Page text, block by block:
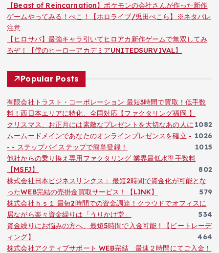
【Beast of Reincarnation】ポケモンの会社さんが作った新作
ゲームやってみる！ぺこ！【ホロライブ/兎田ぺこら】※ネタバレ
注意
【ヒロサバ】最強キャラ引いてヒロアカ新作ゲームで無双してみ
るぞ！【僕のヒーローアカデミアUNITEDSURVIVAL】
Popular Posts
有限会社トラスト・コーポレーション 最短3時間で買取！低手数
料！西日本エリアに特化、全国対応【ファクタリング福岡 】
1082
クリスマス、お正月には素敵なプレゼントを大切なあの人に
1026
ムームードメインであなたのオンラインプレゼンスを確立 -
- - ステップバイステップで簡単登録！
1015
他社からの乗り換え専用ファクタリング 業界最低水準手数料
【MSFJ】
802
株式会社日本ビジネスリンクス： 最短2時間で資金化が可能とな
ったWEB完結の売掛金買取サービス！【LINK】
579
株式会社ｈｓ１ 最短2時間での資金調達！クラウドでオフィスに
居ながら楽々資金繰りは「うりかけ堂」
534
資金繰りにお悩みの方へ、最短5時間で入金可能！【ビートレーデ
ィング】
464
株式会社アクティブサポート WEB完結 最速２時間にてご入金！